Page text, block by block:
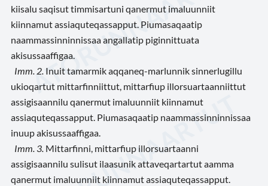
kiisalu saqisut timmisartuni qanermut imaluunniit
kiinnamut assiaquteqassapput. Piumasaqaatip
naammassinninnissaa angallatip piginnittuata
akisussaaffigaa.
Imm. 2. Inuit tamarmik aqqaneq-marlunnik sinnerlugillu
ukioqartut mittarfinniittut, mittarfiup illorsuartaanniittut
assigisaannilu qanermut imaluunniit kiinnamut
assiaquteqassapput. Piumasaqaatip naammassinninnissaa
inuup akisussaaffigaa.
Imm. 3. Mittarfinni, mittarfiup illorsuartaanni
assigisaannilu sulisut ilaasunik attaveqartartut aamma
qanermut imaluunniit kiinnamut assiaquteqassapput.